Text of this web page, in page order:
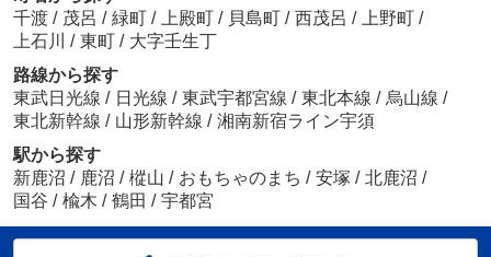
千渡 / 茂呂 / 緑町 / 上殿町 / 貝島町 / 西茂呂 / 上野町 /
上石川 / 東町 / 大字壬生丁
路線から探す
東武日光線 / 日光線 / 東武宇都宮線 / 東北本線 / 烏山線 /
東北新幹線 / 山形新幹線 / 湘南新宿ライン宇須
駅から探す
新鹿沼 / 鹿沼 / 樅山 / おもちゃのまち / 安塚 / 北鹿沼 /
国谷 / 楡木 / 鶴田 / 宇都宮